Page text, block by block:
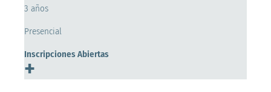
3 años
Presencial
Inscripciones Abiertas
+